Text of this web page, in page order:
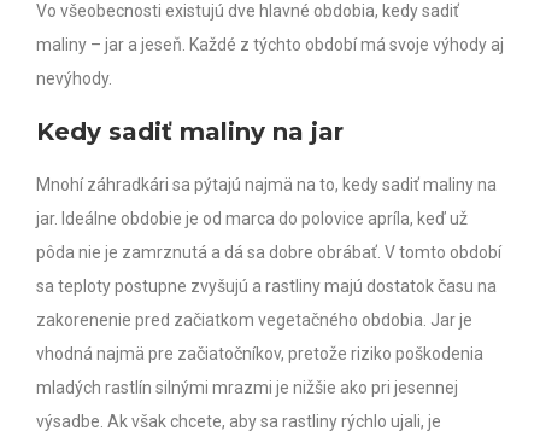
Vo všeobecnosti existujú dve hlavné obdobia, kedy sadiť
maliny – jar a jeseň. Každé z týchto období má svoje výhody aj
nevýhody.
Kedy sadiť maliny na jar
Mnohí záhradkári sa pýtajú najmä na to, kedy sadiť maliny na
jar. Ideálne obdobie je od marca do polovice apríla, keď už
pôda nie je zamrznutá a dá sa dobre obrábať. V tomto období
sa teploty postupne zvyšujú a rastliny majú dostatok času na
zakorenenie pred začiatkom vegetačného obdobia. Jar je
vhodná najmä pre začiatočníkov, pretože riziko poškodenia
mladých rastlín silnými mrazmi je nižšie ako pri jesennej
výsadbe. Ak však chcete, aby sa rastliny rýchlo ujali, je